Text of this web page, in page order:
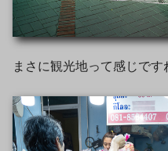
まさに観光地って感じです